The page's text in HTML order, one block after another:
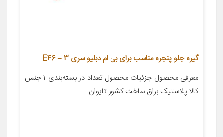
گیره جلو پنجره مناسب برای بی ام دبلیو سری 3 – E46
معرفی محصول جزئیات محصول تعداد در بسته‌بندی ۱ جنس
کالا پلاستیک براق ساخت کشور تایوان